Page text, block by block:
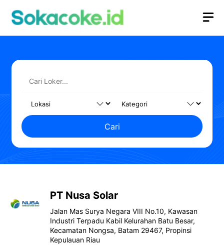
Cari
PT Nusa Solar
Jalan Mas Surya Negara VIII No.10, Kawasan
Industri Terpadu Kabil Kelurahan Batu Besar,
Kecamatan Nongsa, Batam 29467, Propinsi
Kepulauan Riau